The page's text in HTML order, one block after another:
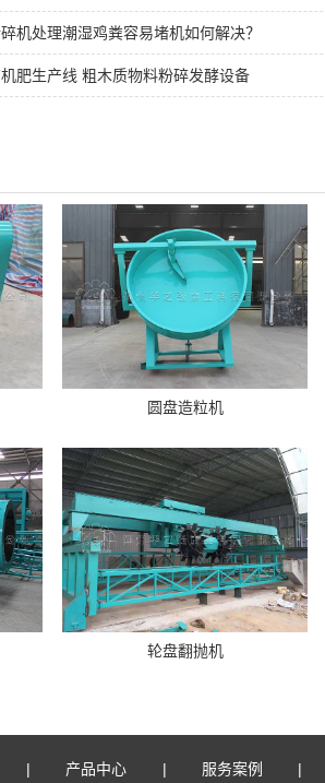
机处理潮湿鸡粪容易堵机如何解决？
肥生产线 粗木质物料粉碎发酵设备
圆盘造粒机
轮盘翻抛机
产品中心 服务案例